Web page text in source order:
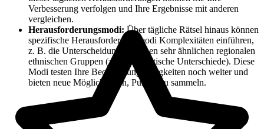
Verbesserung verfolgen und Ihre Ergebnisse mit anderen
vergleichen.
Herausforderungsmodi:Über tägliche Rätsel hinaus können
spezifische Herausforderungsmodi Komplexitäten einführen,
z. B. die Unterscheidung zwischen sehr ähnlichen regionalen
ethnischen Gruppen (z. B. ostasiatische Unterschiede). Diese
Modi testen Ihre Beobachtungsfähigkeiten noch weiter und
bieten neue Möglichkeiten, Punkte zu sammeln.